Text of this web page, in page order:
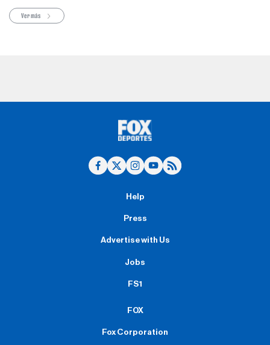
Ver más
Help
Press
Advertise with Us
Jobs
FS1
FOX
Fox Corporation